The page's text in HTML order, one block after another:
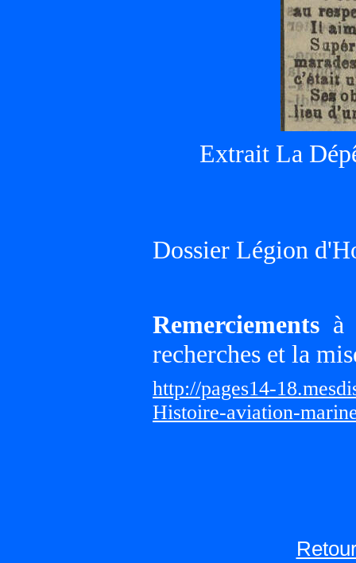
Extrait La
Dossier Légion
Remerciements à
recherches et la
http://pages14-
Histoire-aviation-